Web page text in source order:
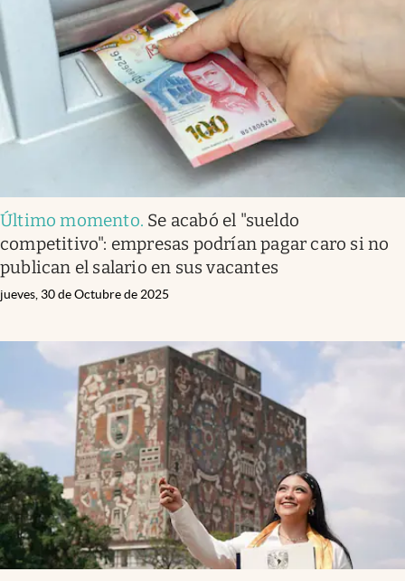
Último momento. Se acabó el "sueldo
competitivo": empresas podrían pagar caro si no
publican el salario en sus vacantes
jueves, 30 de Octubre de 2025